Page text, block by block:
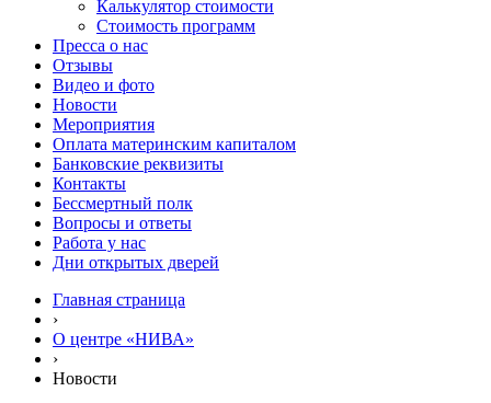
Калькулятор стоимости
Стоимость программ
Пресса о нас
Отзывы
Видео и фото
Новости
Мероприятия
Оплата материнским капиталом
Банковские реквизиты
Контакты
Бессмертный полк
Вопросы и ответы
Работа у нас
Дни открытых дверей
Главная страница
›
О центре «НИВА»
›
Новости